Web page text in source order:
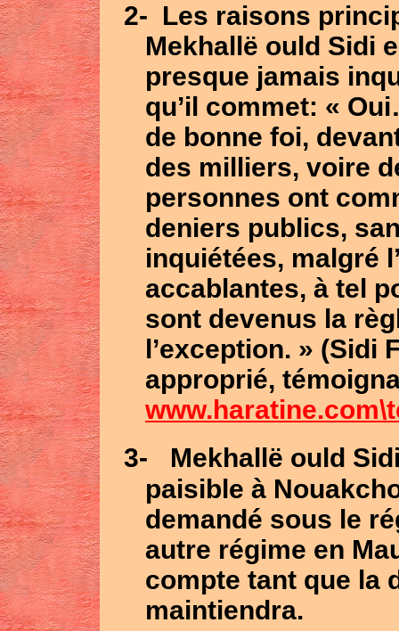
2- Les raisons
Mekhallë ould Sidi
presque jamais
qu’il commet: «
de bonne foi,
des milliers, voire
personnes ont
deniers publics,
inquiétées, malgré
accablantes, à tel
sont devenus la
l’exception. » (Sidi
approprié,
3-
Mekhallë ould
paisible à
demandé sous le
autre régime en
compte tant que la
maintiendra.